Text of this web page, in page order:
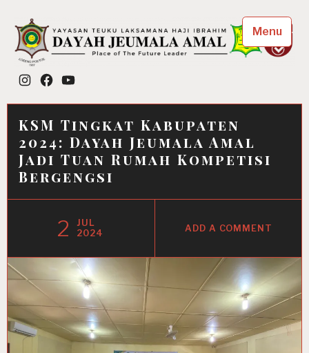
content
Dayah Jeumala Amal
Place of The Future Leader
Instagram
FacebookYouTube
Menu
KSM Tingkat Kabupaten
2024: Dayah Jeumala Amal
Jadi Tuan Rumah Kompetisi
Bergengsi
2
JUL
2024
ADD A COMMENT